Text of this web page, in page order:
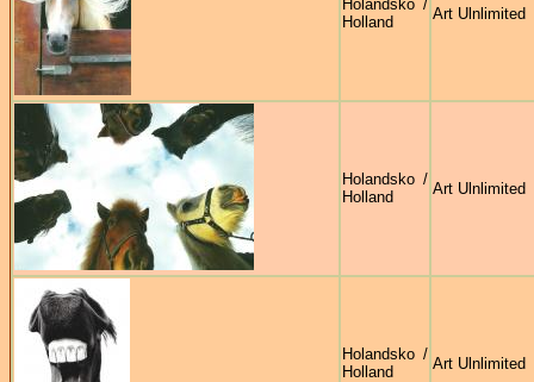
Holandsko /
Holland
Art Ulnlimited
Holandsko /
Holland
Art Ulnlimited
Holandsko /
Holland
Art Ulnlimited